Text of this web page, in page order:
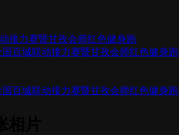
接力赛暨甘孜会师红色健身跑
百城联动接力赛暨甘孜会师红色健身跑
百城联动接力赛暨甘孜会师红色健身跑